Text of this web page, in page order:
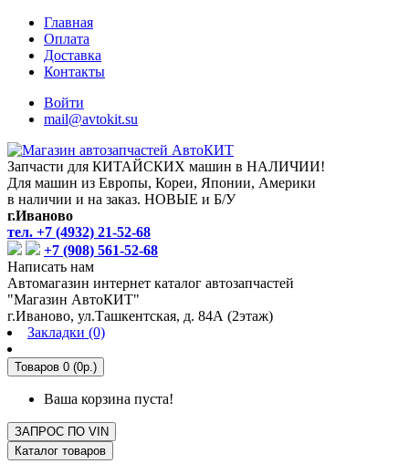
Главная
Оплата
Доставка
Контакты
Войти
mail@avtokit.su
Запчасти для КИТАЙСКИХ машин в НАЛИЧИИ!
Для машин из Европы, Кореи, Японии, Америки
в наличии и на заказ. НОВЫЕ и Б/У
г.Иваново
тел. +7 (4932) 21-52-68
+7 (908) 561-52-68
Написать нам
Автомагазин интернет каталог автозапчастей
"Магазин АвтоКИТ"
г.Иваново, ул.Ташкентская, д. 84А (2этаж)
Закладки (0)
Товаров 0 (0р.)
Ваша корзина пуста!
ЗАПРОС ПО VIN
Каталог товаров